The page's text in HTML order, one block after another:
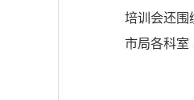
培训会还围
市局各科室